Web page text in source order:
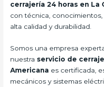
cerrajería 24 horas en La
con técnica,
alta calidad y durabilidad.
Somos una empresa
nuestra servicio de
Americana es certificada,
mecánicos y sistemas